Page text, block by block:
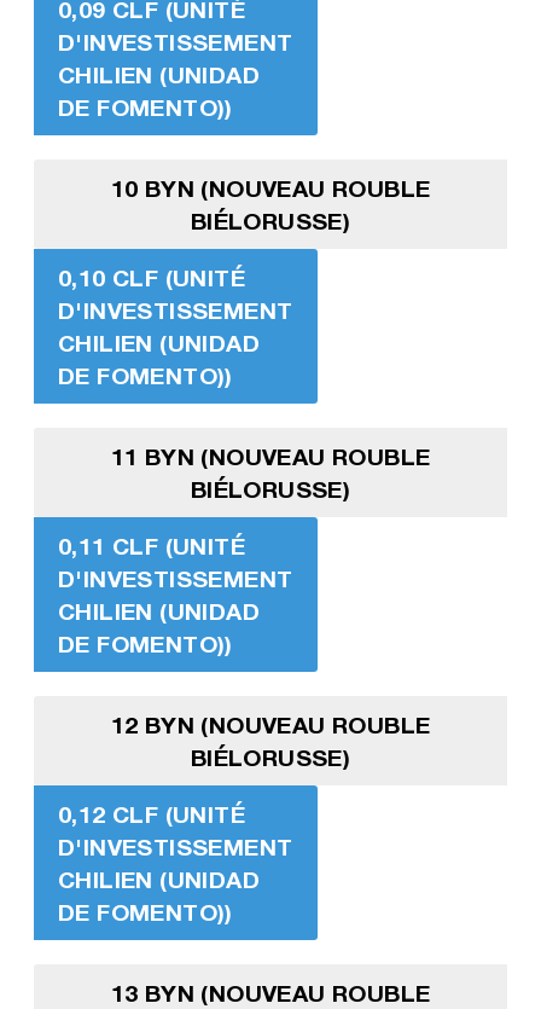
0,09 CLF (UNITÉ
D'INVESTISSEMENT
CHILIEN (UNIDAD
DE FOMENTO))
10 BYN (NOUVEAU ROUBLE
BIÉLORUSSE)
0,10 CLF (UNITÉ
D'INVESTISSEMENT
CHILIEN (UNIDAD
DE FOMENTO))
11 BYN (NOUVEAU ROUBLE
BIÉLORUSSE)
0,11 CLF (UNITÉ
D'INVESTISSEMENT
CHILIEN (UNIDAD
DE FOMENTO))
12 BYN (NOUVEAU ROUBLE
BIÉLORUSSE)
0,12 CLF (UNITÉ
D'INVESTISSEMENT
CHILIEN (UNIDAD
DE FOMENTO))
13 BYN (NOUVEAU ROUBLE